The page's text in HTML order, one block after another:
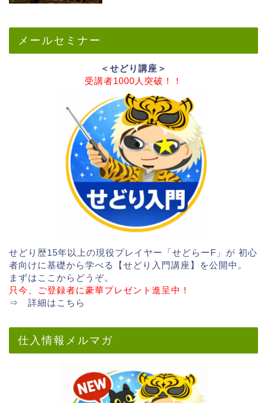
メールセミナー
＜せどり講座＞
受講者1000人突破！！
せどり歴15年以上の現役プレイヤー「せどらーF」が 初心
者向けに基礎から学べる【せどり入門講座】を公開中。
まずはここからどうぞ。
只今、ご登録者に豪華プレゼント進呈中！
⇒ 詳細はこちら
仕入情報メルマガ